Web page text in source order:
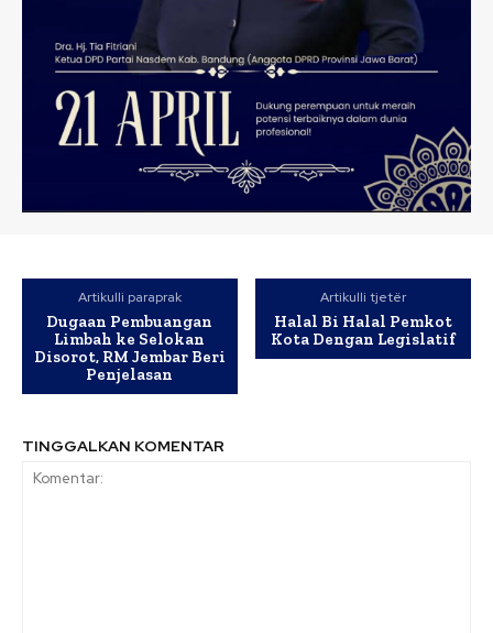
Artikulli paraprak
Dugaan Pembuangan
Limbah ke Selokan
Disorot, RM Jembar Beri
Penjelasan
Artikulli tjetër
Halal Bi Halal Pemkot
Kota Dengan Legislatif
TINGGALKAN KOMENTAR